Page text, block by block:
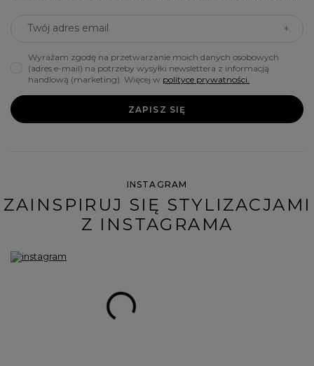
Twój adres email
Wyrażam zgodę na przetwarzanie moich danych osobowych
(adres e-mail) na potrzeby wysyłki newslettera z informacją
handlową (marketing). Więcej w polityce prywatności.
ZAPISZ SIĘ
INSTAGRAM
ZAINSPIRUJ SIĘ STYLIZACJAMI
Z INSTAGRAMA